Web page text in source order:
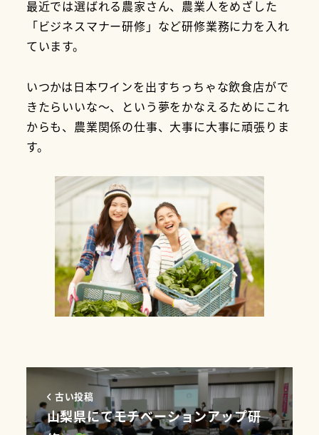
最近では選ばれる農家さん、農業人をめざした
「ビジネスマナー研修」など研修業務に力を入れ
ています。
いつかは日本ワインを出すちっちゃな飲食店がで
きたらいいな～、という夢をかなえるためにこれ
からも、農業関係の仕事、大事に大事に頑張りま
す。
古い投稿
山梨県にてモチベーションアップ研